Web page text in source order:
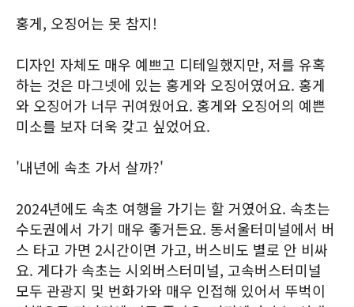
홍게, 오징어는 못 참지!
디자인 자체도 매우 예쁘고 디테일했지만, 저를 유혹
하는 것은 마그넷에 있는 홍게와 오징어였어요. 홍게
와 오징어가 너무 귀여웠어요. 홍게와 오징어의 예쁜
미소를 보자 더욱 갖고 싶었어요.
'내년에 속초 가서 살까?'
2024년에도 속초 여행을 가기는 할 거였어요. 속초는
수도권에서 가기 매우 좋거든요. 동서울터미널에서 버
스 타고 가면 2시간이면 가고, 버스비도 별로 안 비싸
요. 게다가 속초는 시외버스터미널, 고속버스터미널
모두 관광지 및 번화가와 매우 인접해 있어서 뚜벅이